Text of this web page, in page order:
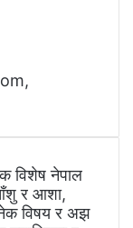
विशेष नेपाल
र आशा,
विषय र अझ